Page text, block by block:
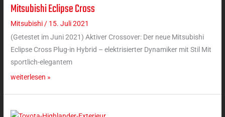
Mitsubishi Eclipse Cross
Mitsubishi / 15. Juli 2021
(Getestet im Juni 2021) Aktiver Crossover: Der neue Mitsubishi
Eclipse Cross Plug-in Hybrid – elektrisierter Dynamiker mit Stil Mit
sportlich-elegantem
Mitsubishi
Eclipse
Cross
weiterlesen »